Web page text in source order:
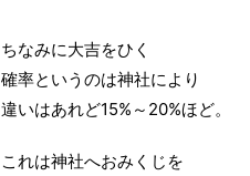
ちなみに大吉をひく
確率というのは神社により
違いはあれど15%～20%ほど。
これは神社へおみくじを